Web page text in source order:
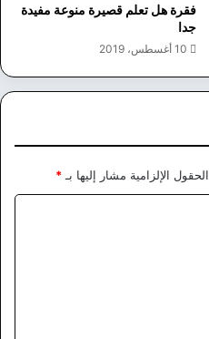
فقرة هل تعلم قصيرة منوعة مفيدة
جدا
10 أغسطس، 2019
الحقول الإلزامية مشار إليها بـ*